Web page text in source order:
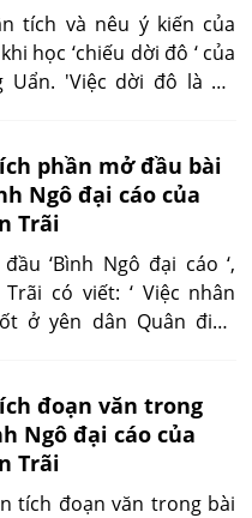
tích và nêu ý kiến của
học ‘chiếu dời đô ‘ của
Uẩn. 'Việc dời đô là do
dời...'
phần mở đầu bài
Ngô đại cáo của
Trãi
‘Bình Ngô đại cáo ‘,
Trãi có viết: ‘ Việc nhân
ở yên dân Quân điếu
đoạn văn trong
Ngô đại cáo của
Trãi
tích đoạn văn trong bài